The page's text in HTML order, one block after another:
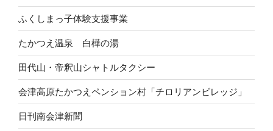
ふくしまっ子体験支援事業
たかつえ温泉 白樺の湯
田代山・帝釈山シャトルタクシー
会津高原たかつえペンション村「チロリアンビレッジ」
日刊南会津新聞